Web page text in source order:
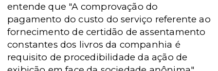
entende que "A comprovação do
pagamento do custo do serviço referente ao
fornecimento de certidão de assentamento
constantes dos livros da companhia é
requisito de procedibilidade da ação de